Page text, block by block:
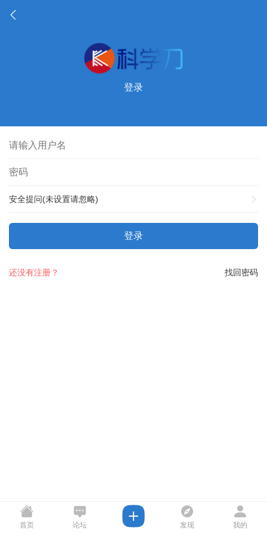
登录
安全提问(未设置请忽略)
登录
找回密码
还没有注册？
首页 论坛 发现 我的